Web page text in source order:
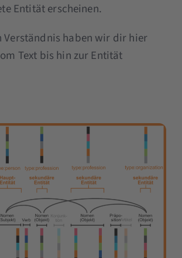
Entität erscheinen.
Verständnis haben wir dir hier
Text bis hin zur Entität